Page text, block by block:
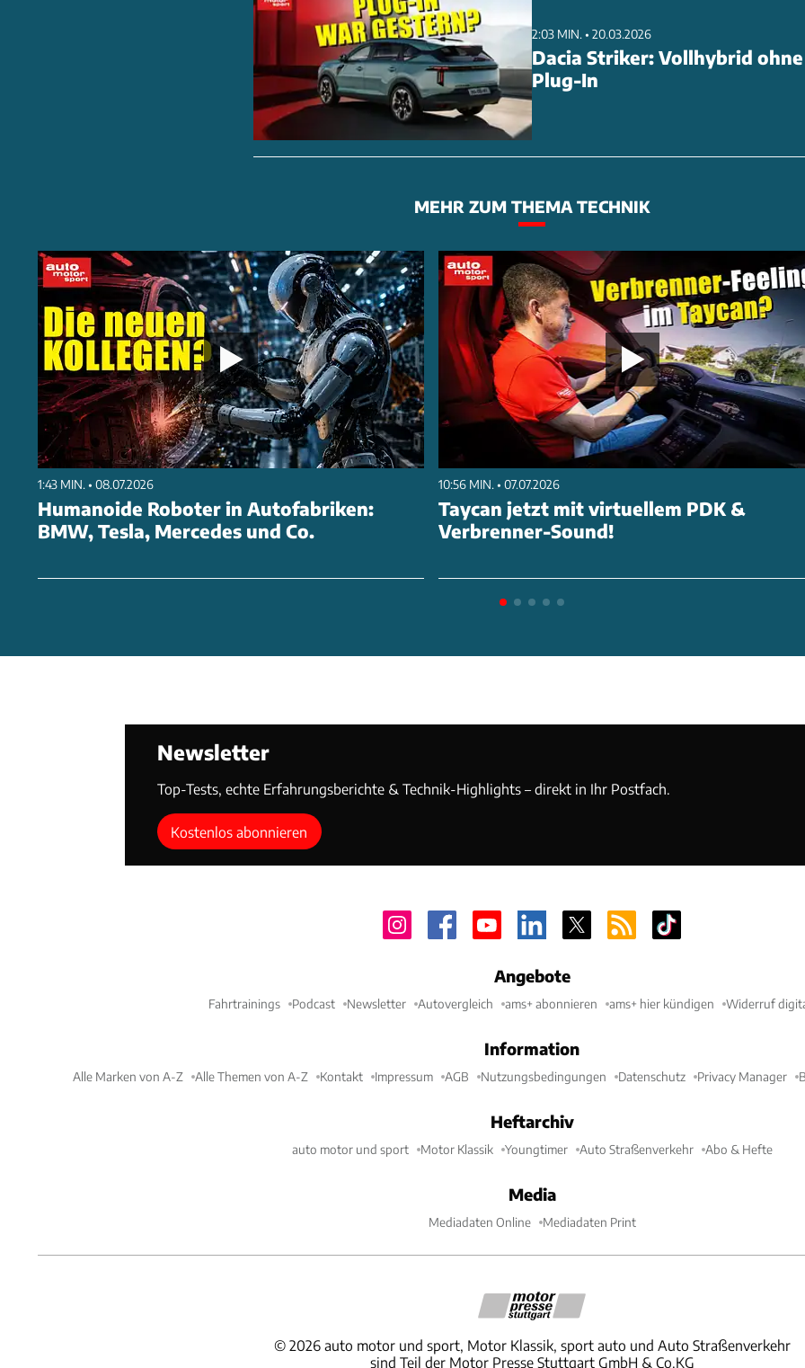
2:03 MIN. • 20.03.2026
Dacia Striker: Vollhybrid ohne
Plug-In
MEHR ZUM THEMA TECHNIK
1:43 MIN. • 08.07.2026
Humanoide Roboter in Autofabriken:
BMW, Tesla, Mercedes und Co.
10:56 MIN. • 07.07.2026
Taycan jetzt mit virtuellem PDK &
Verbrenner-Sound!
Newsletter
Top-Tests, echte Erfahrungsberichte & Technik-Highlights – direkt in Ihr Postfach.
Kostenlos abonnieren
Angebote
Fahrtrainings Podcast Newsletter Autovergleich ams+ abonnieren ams+ hier kündigen Widerruf
Information
Alle Marken von A-Z Alle Themen von A-Z Kontakt Impressum AGB Nutzungsbedingungen Datenschutz Privacy Manager
Heftarchiv
auto motor und sport Motor Klassik Youngtimer Auto Straßenverkehr Abo & Hefte
Media
Mediadaten Online Mediadaten Print
© 2026 auto motor und sport, Motor Klassik, sport auto und Auto Straßenverkehr
sind Teil der Motor Presse Stuttgart GmbH & Co.KG